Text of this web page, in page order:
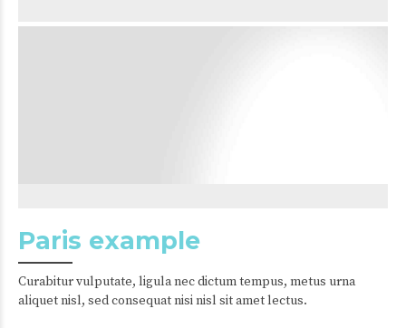
Paris example
Curabitur vulputate, ligula nec dictum tempus, metus urna
aliquet nisl, sed consequat nisi nisl sit amet lectus.